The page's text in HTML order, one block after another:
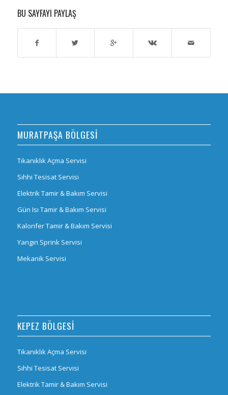
BU SAYFAYI PAYLAŞ
MURATPAŞA BÖLGESİ
Tıkanıklık Açma Servisi
Sıhhi Tesisat Servisi
Elektrik Tamir & Bakım Servisi
Gün Isı Tamir & Bakım Servisi
Kalorifer Tamir & Bakım Servisi
Yangın Sprink Servisi
Mekanik Servisi
KEPEZ BÖLGESI
Tıkanıklık Açma Servisi
Sıhhi Tesisat Servisi
Elektrik Tamir & Bakım Servisi